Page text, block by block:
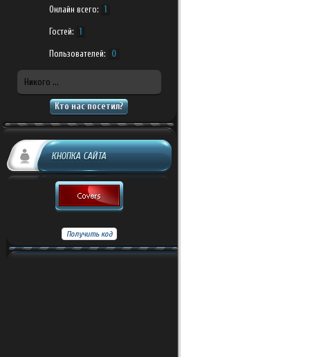
Онлайн всего: 1
Гостей: 1
Пользователей: 0
Никого ...
Кто нас посетил?
КНОПКА САЙТА